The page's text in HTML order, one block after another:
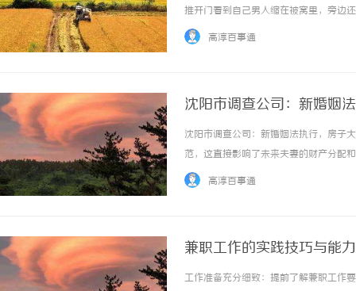
推开门看到自己男人缩在被窝里，旁边
开了被子，结果一看，居然是自己的亲
高淳百事通
沈阳市调查公司：新婚姻
沈阳市调查公司：新婚姻法执行，房子
范，这直接影响了未来夫妻的财产分配
财产的保护更加注重，同时对夫妻共同
高淳百事通
兼职工作的实践技巧与能
工作准备充分细致：提前了解兼职工作